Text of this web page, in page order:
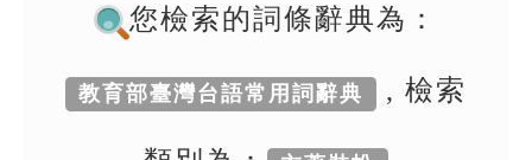
您檢索的詞條辭典為：
教育部臺灣台語常用詞辭典 , 檢索